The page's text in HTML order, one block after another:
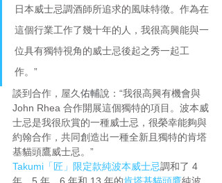
日本威士忌調酒師所追求的風味特徵。作為在
這個行業工作了幾十年的人，我很高興能與一
位具有獨特視角的威士忌後起之秀一起工
作。”
談到合作，屋久 佑輔說：“我很高興有機會與
John Rhea 合作開展這個獨特的項目。波本威
士忌是我很欣賞的一種威士忌，很榮幸能夠與
約翰合作，共同創造出一種全新且獨特的肯塔
基貓頭鷹威士忌。”
Takumi「匠」限定款純波本威士忌調和了 4
年、5 年、6 年和 13 年的肯塔基貓頭鷹純波